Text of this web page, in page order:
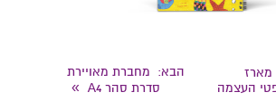
העצמה
הבא: מחברת מאויירת
סדרת סהר A4
»